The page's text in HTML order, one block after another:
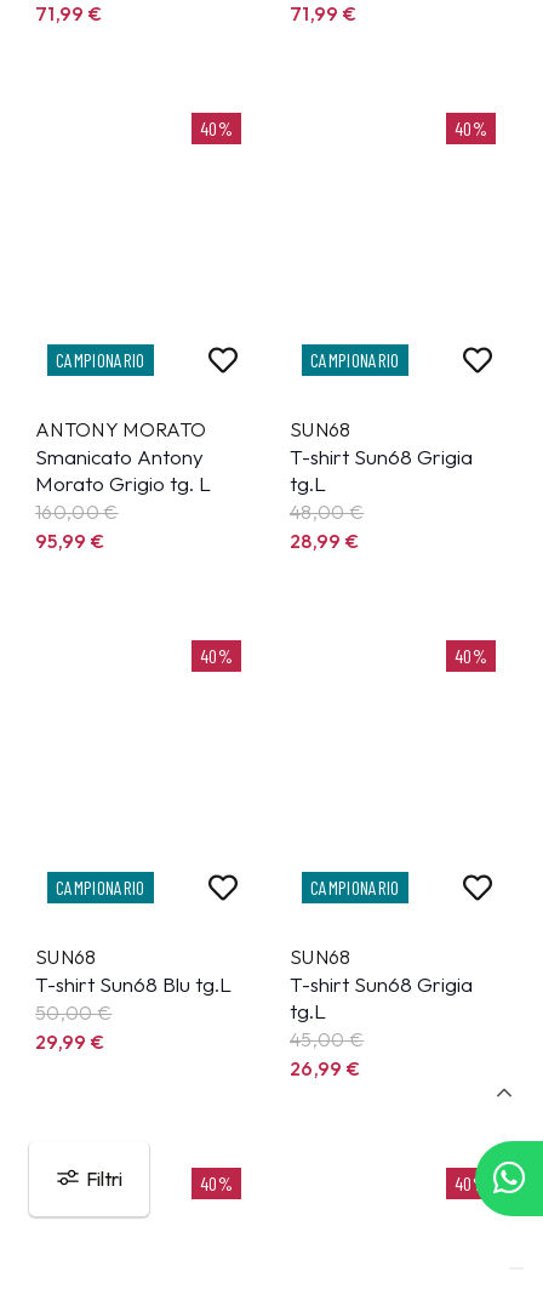
Filtri
71,99€
71,99€
40%
CAMPIONARIO
ANTONY MORATO
Smanicato Antony
Morato Grigio tg. L
160,00 €
95,99€
40%
CAMPIONARIO
SUN68
T-shirt Sun68 Grigia
tg.L
48,00 €
28,99€
40%
CAMPIONARIO
SUN68
T-shirt Sun68 Blu tg.L
50,00 €
29,99€
40%
CAMPIONARIO
SUN68
T-shirt Sun68 Grigia
tg.L
45,00 €
26,99€
40% 40%